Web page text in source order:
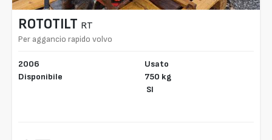
ROTOTILT RT
Per aggancio rapido volvo
2006
Disponibile
Usato
750 kg
SI